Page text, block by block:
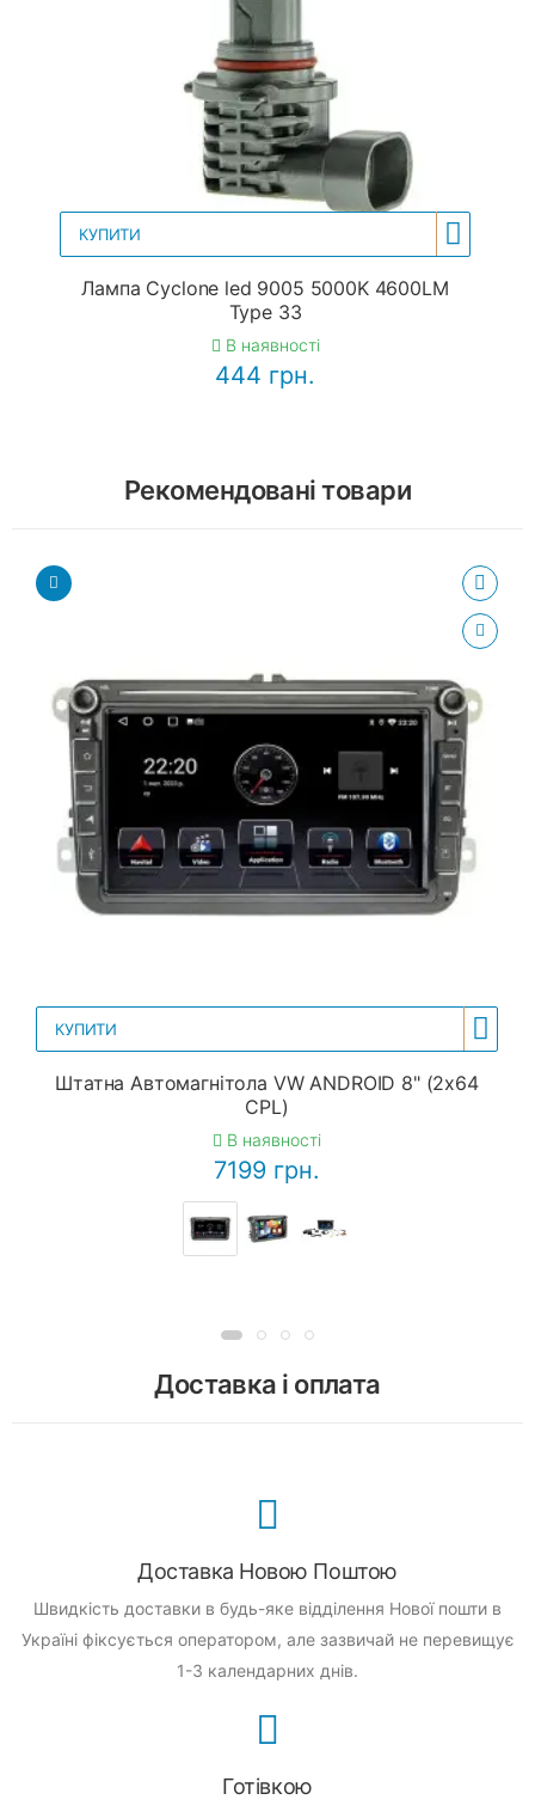
КУПИТИ
Лампа Cyclone led 9005 5000K 4600LM
Type 33
В наявності
444 грн.
Рекомендовані товари
КУПИТИ
Штатна Автомагнітола VW ANDROID 8" (2x64
CPL)
В наявності
7199 грн.
Доставка і оплата
Доставка Новою Поштою
Швидкість доставки в будь-яке відділення Нової пошти в
Україні фіксується оператором, але зазвичай не перевищує
1-3 календарних днів.
Готівкою